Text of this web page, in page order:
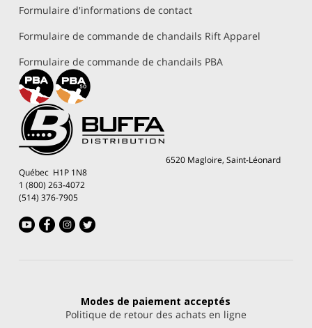
Formulaire d'informations de contact
Formulaire de commande de chandails Rift Apparel
Formulaire de commande de chandails PBA
6520 Magloire, Saint-Léonard
Québec H1P 1N8
1 (800) 263-4072
(514) 376-7905
Modes de paiement acceptés
Politique de retour des achats en ligne